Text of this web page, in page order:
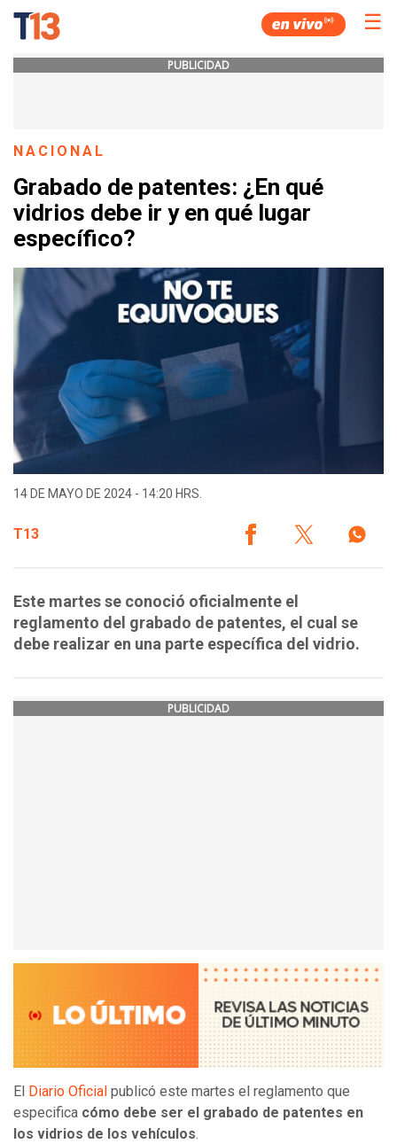
☰
PUBLICIDAD
NACIONAL
Grabado de patentes: ¿En qué
vidrios debe ir y en qué lugar
específico?
14 DE MAYO DE 2024 - 14:20 HRS.
T13
Este martes se conoció oficialmente el
reglamento del grabado de patentes, el cual se
debe realizar en una parte específica del vidrio.
PUBLICIDAD
El Diario Oficial publicó este martes el reglamento que
especifica cómo debe ser el grabado de patentes en
los vidrios de los vehículos.